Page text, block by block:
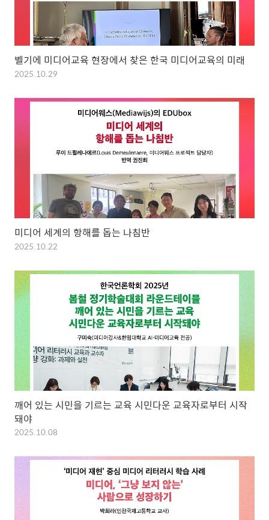
벨기에 미디어교육 현장에서 찾은 한국 미디어교육의 미래
2025.10.29
미디어 세계의 항해를 돕는 나침반
2025.10.22
깨어 있는 시민을 기르는 교육 시민다운 교육자로부터 시작
돼야
2025.10.08